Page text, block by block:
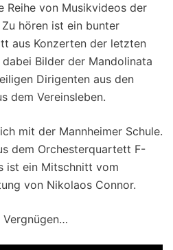
Reihe von Musikvideos der
hören ist ein bunter
aus Konzerten der letzten
Bilder der Mandolinata
Dirigenten aus den
dem Vereinsleben.
mit der Mannheimer Schule.
dem Orchesterquartett F-
ist ein Mitschnitt vom
von Nikolaos Connor.
Vergnügen…